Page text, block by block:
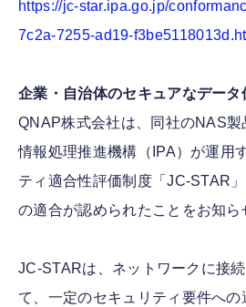
https://jc-star.ipa.go.jp/
7c2a-7255-ad19-
企業・自治体のセキュアなデー
QNAP株式会社は、同社のNAS製
情報処理推進機構（IPA）が運用
ティ適合性評価制度「JC-STAR
の適合が認められたことをお知ら
JC-STARは、ネットワークに接
て、一定のセキュリティ要件へ